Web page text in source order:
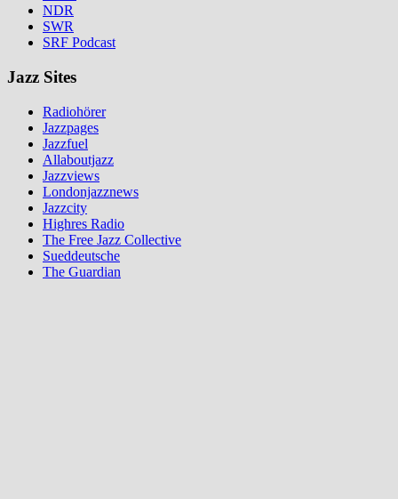
NDR
SWR
SRF Podcast
Jazz Sites
Radiohörer
Jazzpages
Jazzfuel
Allaboutjazz
Jazzviews
Londonjazznews
Jazzcity
Highres Radio
The Free Jazz Collective
Sueddeutsche
The Guardian